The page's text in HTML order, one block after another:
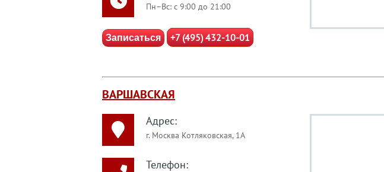
Пн–Вс: с 9:00 до 21:00
Записаться +7 (495) 432-10-01
ВАРШАВСКАЯ
Адрес:
г. Москва Котляковская, 1А
Телефон: